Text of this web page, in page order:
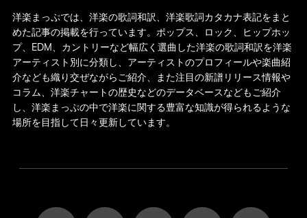
洋楽まっぷでは、洋楽の歌詞和訳、洋楽歌詞カタカナ表記をまと
めた記事の掲載を行っています。ポップス、ロック、ヒップホッ
プ、EDM、カントリーなど幅広く選曲した洋楽の歌詞和訳を洋楽
アーティスト別に分類し、アーティストのプロフィールや楽曲紹
介なども織り交ぜながらご紹介、また注目の新譜リリース情報や
コラム、洋楽チャートの歴史などのデータベースなどもご紹介
し、洋楽まっぷの中で洋楽に関する豊富な知識が得られるような
場所を目指して日々更新しています。